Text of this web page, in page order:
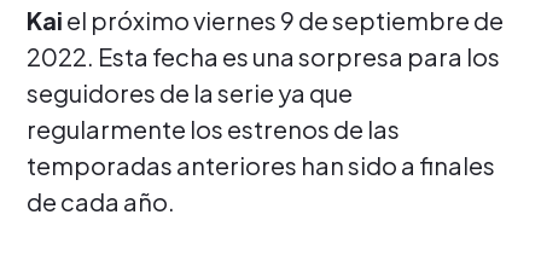
Kai el próximo viernes 9 de septiembre de
2022. Esta fecha es una sorpresa para los
seguidores de la serie ya que
regularmente los estrenos de las
temporadas anteriores han sido a finales
de cada año.